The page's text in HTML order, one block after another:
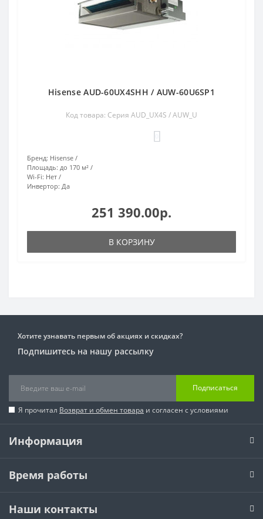
Hisense AUD-60UX4SHH / AUW-60U6SP1
Код товара: Серия AUD_UX4S / AUW_U
Бренд: Hisense
Площадь: до 170 м²
Wi-Fi: Нет
Инвертор: Да
251 390.00р.
В КОРЗИНУ
Хотите узнавать первым об акциях и скидках?
Подпишитесь на нашу рассылку
Подписаться
Я прочитал Возврат и обмен товара и согласен с условиями
Информация
Время работы
Наши контакты